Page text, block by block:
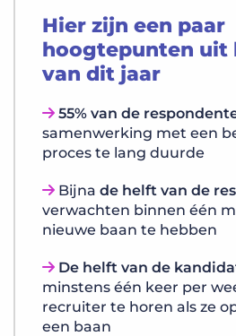
Hier zijn een paar
hoogtepunten uit
van dit jaar
55% van de
samenwerking met een
proces te lang duurde
Bijna de helft van de
verwachten binnen één
nieuwe baan te hebben
De helft van de
minstens één keer per
recruiter te horen als ze
een baan